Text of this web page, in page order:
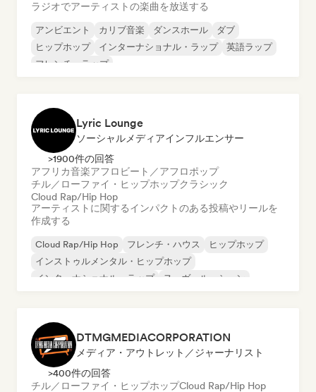
ラジオでアーティストの楽曲を放送する
アンビエント カリブ音楽 ダンスホール
ダブ
ヒップホップ
インターナショナル・ラップ
英語ラップ
フレンチ・ラップ
Lyric Lounge
ソーシャルメディアインフルエンサー
>1900件の回答
アフリカ音楽アフロビート／アフロポップ
チル／ローファイ・ヒップホップクラシック
Cloud Rap/Hip Hop
アーティストに関するインパクトのある投稿やリールを
作成する
Cloud Rap/Hip Hop フレンチ・ハウス
ヒップホップ
インストゥルメンタル・ヒップホップ
インターナショナル・ラップ
ヌーヴェル・シーン
DTMGMEDIACORPORATION
メディア・アウトレット／ジャーナリスト
>400件の回答
チル／ローファイ・ヒップホップCloud Rap/Hip Hop